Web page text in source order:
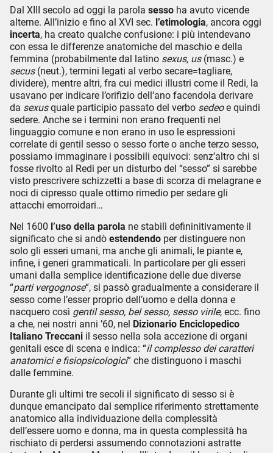
Dal XIII secolo ad oggi la parola sesso ha avuto vicende
alterne. All’inizio e fino al XVI sec. l’etimologia, ancora oggi
incerta, ha creato qualche confusione: i più intendevano
con essa le differenze anatomiche del maschio e della
femmina (probabilmente dal latino sexus, us(masc.) e
secus(neut.), termini legati al verbo secare=tagliare,
dividere), mentre altri, fra cui medici illustri come il Redi, la
usavano per indicare l’orifizio dell’ano facendola derivare
da sexusquale participio passato del verbo sedeoe quindi
sedere. Anche se i termini non erano frequenti nel
linguaggio comune e non erano in uso le espressioni
correlate di gentil sesso o sesso forte o anche terzo sesso,
possiamo immaginare i possibili equivoci: senz’altro chi si
fosse rivolto al Redi per un disturbo del “sesso” si sarebbe
visto prescrivere schizzetti a base di scorza di melagrane e
noci di cipresso quale ottimo rimedio per sedare gli
attacchi emorroidari…
Nel 1600 l’uso della parola ne stabilì defininitivamente il
significato che si andò estendendo per distinguere non
solo gli esseri umani, ma anche gli animali, le piante e,
infine, i generi grammaticali. In particolare per gli esseri
umani dalla semplice identificazione delle due diverse
“parti vergognose“, si passò gradualmente a considerare il
sesso come l’esser proprio dell’uomo e della donna e
nacquero così gentil sesso, bel sesso, sesso virile, ecc. fino
a che, nei nostri anni ’60, nel Dizionario Enciclopedico
Italiano Treccani il sesso nella sola accezione di organi
genitali esce di scena e indica: “il complesso dei caratteri
anatomici e fisiopsicologici” che distinguono i maschi
dalle femmine.
Durante gli ultimi tre secoli il significato di sesso si è
dunque emancipato dal semplice riferimento strettamente
anatomico alla individuazione della complessità
dell’essere uomo e donna, ma in questa complessità ha
rischiato di perdersi assumendo connotazioni astratte